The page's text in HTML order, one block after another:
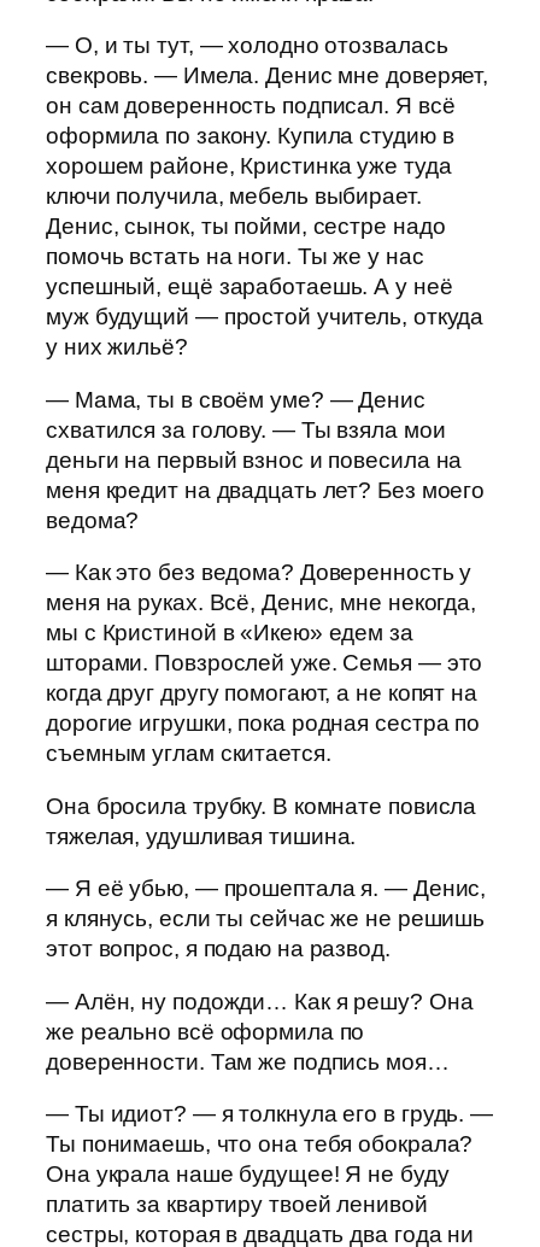
— О, и ты тут, — холодно отозвалась
свекровь. — Имела. Денис мне доверяет,
он сам доверенность подписал. Я всё
оформила по закону. Купила студию в
хорошем районе, Кристинка уже туда
ключи получила, мебель выбирает.
Денис, сынок, ты пойми, сестре надо
помочь встать на ноги. Ты же у нас
успешный, ещё заработаешь. А у неё
муж будущий — простой учитель, откуда
у них жильё?
— Мама, ты в своём уме? — Денис
схватился за голову. — Ты взяла мои
деньги на первый взнос и повесила на
меня кредит на двадцать лет? Без моего
ведома?
— Как это без ведома? Доверенность у
меня на руках. Всё, Денис, мне некогда,
мы с Кристиной в «Икею» едем за
шторами. Повзрослей уже. Семья — это
когда друг другу помогают, а не копят на
дорогие игрушки, пока родная сестра по
съемным углам скитается.
Она бросила трубку. В комнате повисла
тяжелая, удушливая тишина.
— Я её убью, — прошептала я. — Денис,
я клянусь, если ты сейчас же не решишь
этот вопрос, я подаю на развод.
— Алён, ну подожди… Как я решу? Она
же реально всё оформила по
доверенности. Там же подпись моя…
— Ты идиот? — я толкнула его в грудь. —
Ты понимаешь, что она тебя обокрала?
Она украла наше будущее! Я не буду
платить за квартиру твоей ленивой
сестры, которая в двадцать два года ни